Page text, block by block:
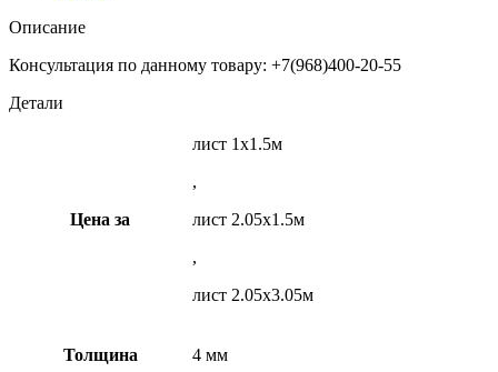
Описание
Консультация по данному товару: +7(968)400-20-55
Детали
Цена за
лист 1х1.5м
,
лист 2.05х1.5м
,
лист 2.05х3.05м
Толщина 4 мм